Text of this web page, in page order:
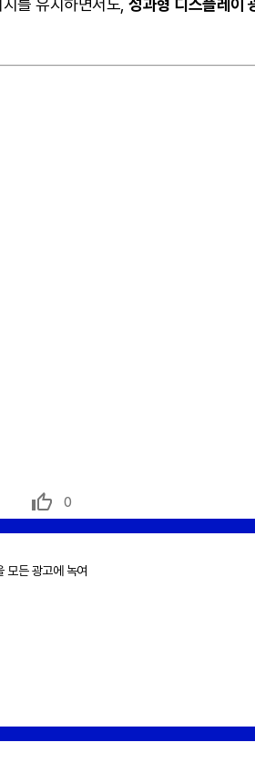
를 유지하면서도, 성과형 디스플레이
0
든 광고에 녹여